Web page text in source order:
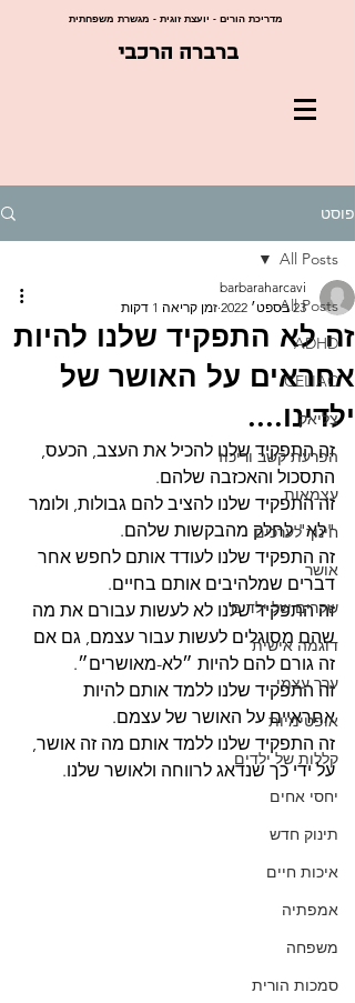
מדריכת הורים - יועצת זוגית - מגשרת משפחתית
ברברה הרכבי
פוסט
All Posts
ADHD
CELIAC
צליאק
הפרעת קשב וריכוז
עצמאות
חינוך לערכים
אושר
שקרים של ילדים
דוגמה אישית
ערך עצמי
אופטימיות
קללות של ילדים
יחסי אחים
תינוק חדש
איכות חיים
אמפתיה
משפחה
סמכות הורית
All Posts
זה לא התפקיד שלנו להיות
אחראים על האושר של
ילדינו....
barbaraharcavi
23 בספט׳ 2022
זמן קריאה 1 דקות
זה התפקיד שלנו להכיל את העצב, הכעס,
התסכול והאכזבה שלהם.
זה התפקיד שלנו להציב להם גבולות, ולומר
"לא" לחלק מהבקשות שלהם.
זה התפקיד שלנו לעודד אותם לחפש אחר
דברים שמלהיבים אותם בחיים.
זה התפקיד שלנו לא לעשות עבורם את מה
שהם מסוגלים לעשות עבור עצמם, גם אם
זה גורם להם להיות ״לא-מאושרים״.
זה התפקיד שלנו ללמד אותם להיות
אחראיים על האושר של עצמם.
זה התפקיד שלנו ללמד אותם מה זה אושר,
על ידי כך שנדאג לרווחה ולאושר שלנו.